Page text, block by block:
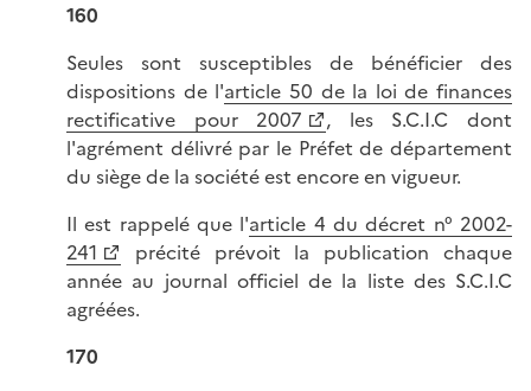
160
Seules sont susceptibles de bénéficier des
dispositions de l'article 50 de la loi de finances
rectificative pour 2007
, les S.C.I.C dont
l'agrément délivré par le Préfet de département
du siège de la société est encore en vigueur.
Il est rappelé que l'article 4 du décret n° 2002-
241
précité prévoit la publication chaque
année au journal officiel de la liste des S.C.I.C
agréées.
170